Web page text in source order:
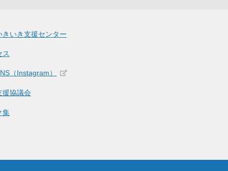
きいき支援センター
ス
（Instagram）
援協議会
集